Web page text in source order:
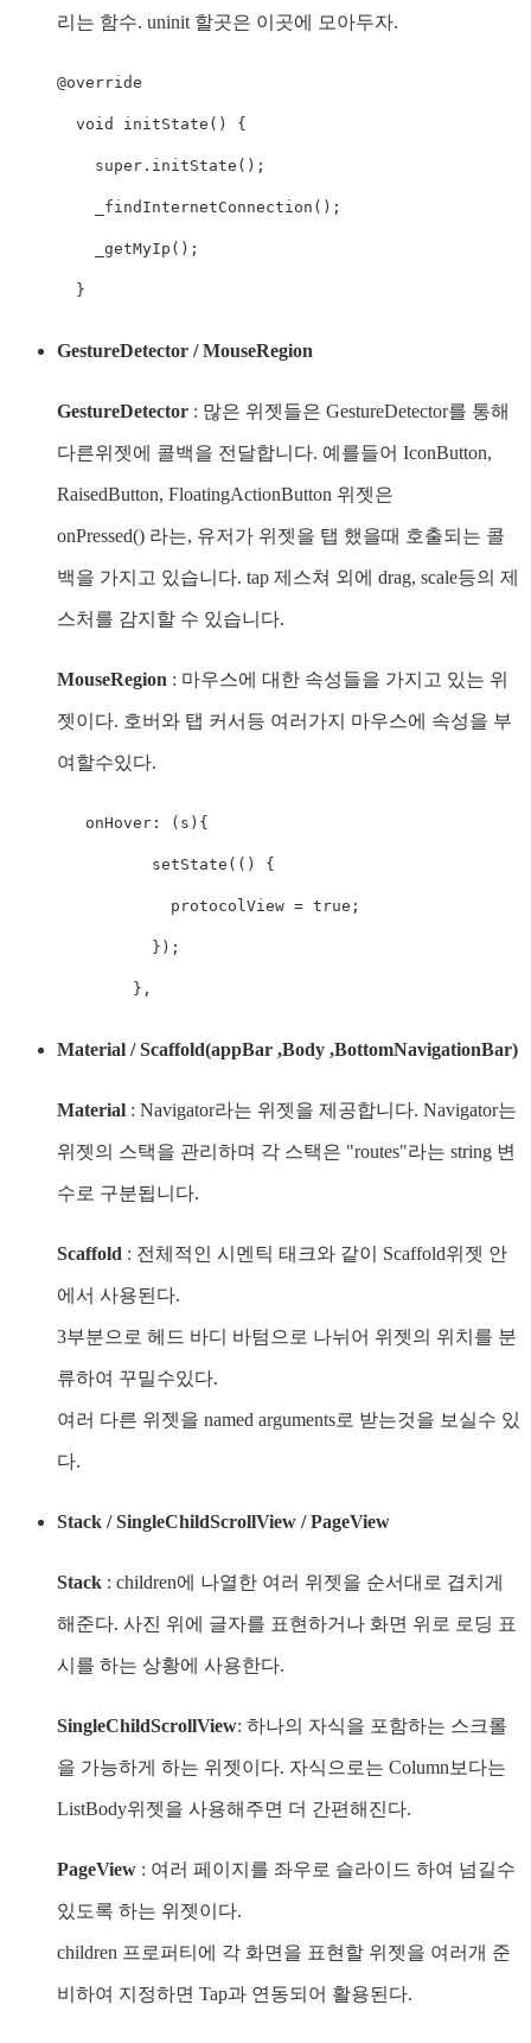
리는 함수. uninit 할곳은 이곳에 모아두자.
@override
  void initState() {
    super.initState();
    _findInternetConnection();
    _getMyIp();
  }
GestureDetector / MouseRegion
GestureDetector : 많은 위젯들은 GestureDetector를 통해
다른위젯에 콜백을 전달합니다. 예를들어 IconButton,
RaisedButton, FloatingActionButton 위젯은
onPressed() 라는, 유저가 위젯을 탭 했을때 호출되는 콜
백을 가지고 있습니다. tap 제스쳐 외에 drag, scale등의 제
스처를 감지할 수 있습니다.
MouseRegion : 마우스에 대한 속성들을 가지고 있는 위
젯이다. 호버와 탭 커서등 여러가지 마우스에 속성을 부
여할수있다.
   onHover: (s){
          setState(() {
            protocolView = true;
          });
        },
Material / Scaffold(appBar ,Body ,BottomNavigationBar)
Material : Navigator라는 위젯을 제공합니다. Navigator는
위젯의 스택을 관리하며 각 스택은 "routes"라는 string 변
수로 구분됩니다.
Scaffold : 전체적인 시멘틱 태크와 같이 Scaffold위젯 안
에서 사용된다.
3부분으로 헤드 바디 바텀으로 나뉘어 위젯의 위치를 분
류하여 꾸밀수있다.
여러 다른 위젯을 named arguments로 받는것을 보실수 있
다.
Stack / SingleChildScrollView / PageView
Stack : children에 나열한 여러 위젯을 순서대로 겹치게
해준다. 사진 위에 글자를 표현하거나 화면 위로 로딩 표
시를 하는 상황에 사용한다.
SingleChildScrollView: 하나의 자식을 포함하는 스크롤
을 가능하게 하는 위젯이다. 자식으로는 Column보다는
ListBody위젯을 사용해주면 더 간편해진다.
PageView : 여러 페이지를 좌우로 슬라이드 하여 넘길수
있도록 하는 위젯이다.
children 프로퍼티에 각 화면을 표현할 위젯을 여러개 준
비하여 지정하면 Tap과 연동되어 활용된다.